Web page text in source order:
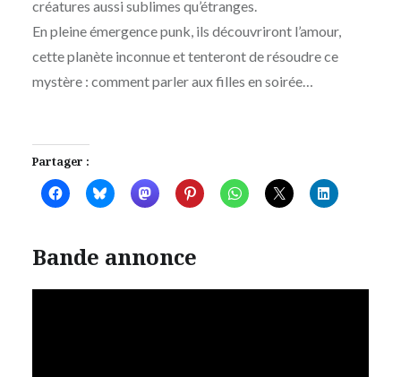
créatures aussi sublimes qu’étranges.
En pleine émergence punk, ils découvriront l’amour,
cette planète inconnue et tenteront de résoudre ce
mystère : comment parler aux filles en soirée…
Partager :
Bande annonce